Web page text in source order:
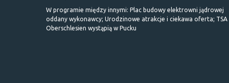
W programie między innymi: Plac budowy elektrowni jądrowej
oddany wykonawcy; Urodzinowe atrakcje i ciekawa oferta; TSA
Oberschlesien wystąpią w Pucku